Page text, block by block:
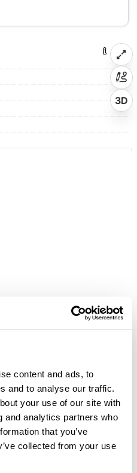
content and ads, to
and to analyse our traffic.
your use of our site with
and analytics partners who
that you’ve
collected from your use
3D
opiniones. ¿Ya lo has
opinión!
opinión